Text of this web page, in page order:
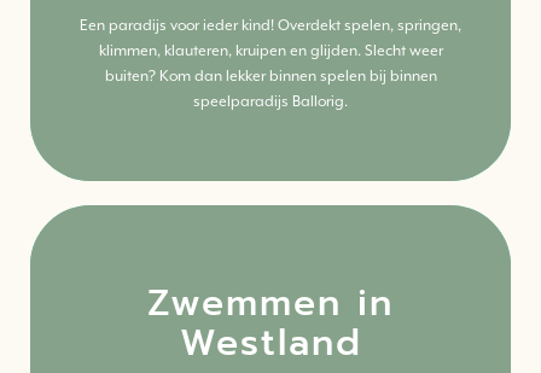
Een paradijs voor ieder kind! Overdekt spelen, springen,
klimmen, klauteren, kruipen en glijden. Slecht weer
buiten? Kom dan lekker binnen spelen bij binnen
speelparadijs Ballorig.
Meer weten? Lees alles over deze activiteit.
Zwemmen in
Westland
Klik hier